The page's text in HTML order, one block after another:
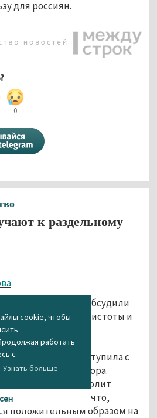
cookie, чтобы
работать
с
Узнать больше
для россиян.
0
к раздельному
у Главыгорода обсудили
обеспечение чистоты и
Нижнего Тагила.
«Экология
на слушание выступила с
сборе мусора.
такой способ позволит
часть отходов,что,
положительным образом на